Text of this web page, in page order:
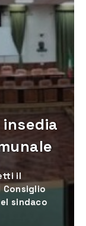
il
Consiglio
sindaco